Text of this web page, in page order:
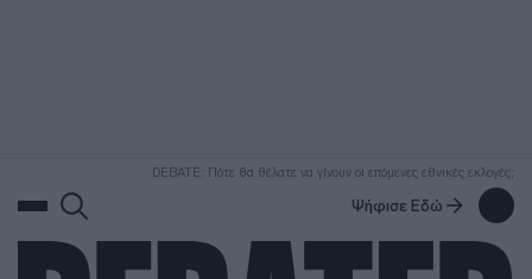
DEBATE: Πότε θα θέλατε να γίνουν οι επόμενες εθνικές εκλογές;
Ψήφισε Εδώ